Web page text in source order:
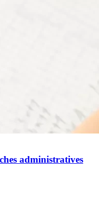
administratives